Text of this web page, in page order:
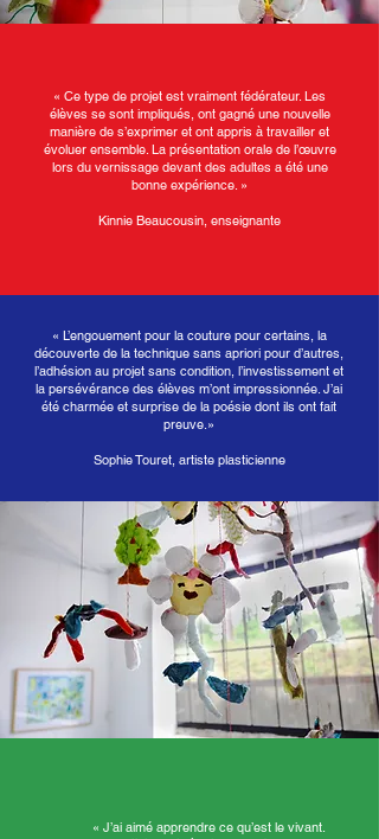
« Ce type de projet est vraiment fédérateur. Les
élèves se sont impliqués, ont gagné une nouvelle
manière de s’exprimer et ont appris à travailler et
évoluer ensemble. La présentation orale de l’œuvre
lors du vernissage devant des adultes a été une
bonne expérience. »
Kinnie Beaucousin, enseignante
« L’engouement pour la couture pour certains, la
découverte de la technique sans apriori pour d’autres,
l’adhésion au projet sans condition, l’investissement et
la persévérance des élèves m’ont impressionnée. J’ai
été charmée et surprise de la poésie dont ils ont fait
preuve.»
Sophie Touret, artiste plasticienne
« J’ai aimé apprendre ce qu’est le vivant.